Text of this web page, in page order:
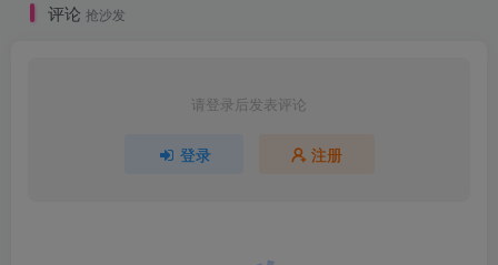
评论 抢沙发
请登录后发表评论
登录 注册